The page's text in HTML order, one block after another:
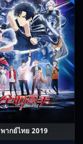
พากย์ไทย 2019